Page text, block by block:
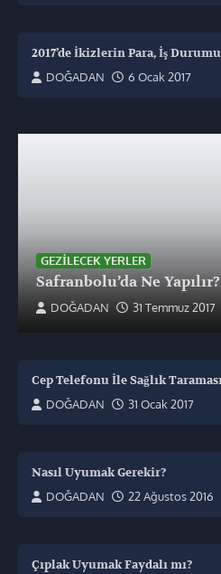
2017’de İkizlerin Para, İş Durumu
DOĞADAN
6 Ocak 2017
GEZILECEK YERLER
Safranbolu’da Ne
DOĞADAN 31 Temmuz 2017
Cep Telefonu İle Sağlık
DOĞADAN
31 Ocak 2017
Nasıl Uyumak Gerekir?
DOĞADAN
22 Ağustos 2016
Çıplak Uyumak Faydalı mı?